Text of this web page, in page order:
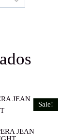
Sale!
JEAN